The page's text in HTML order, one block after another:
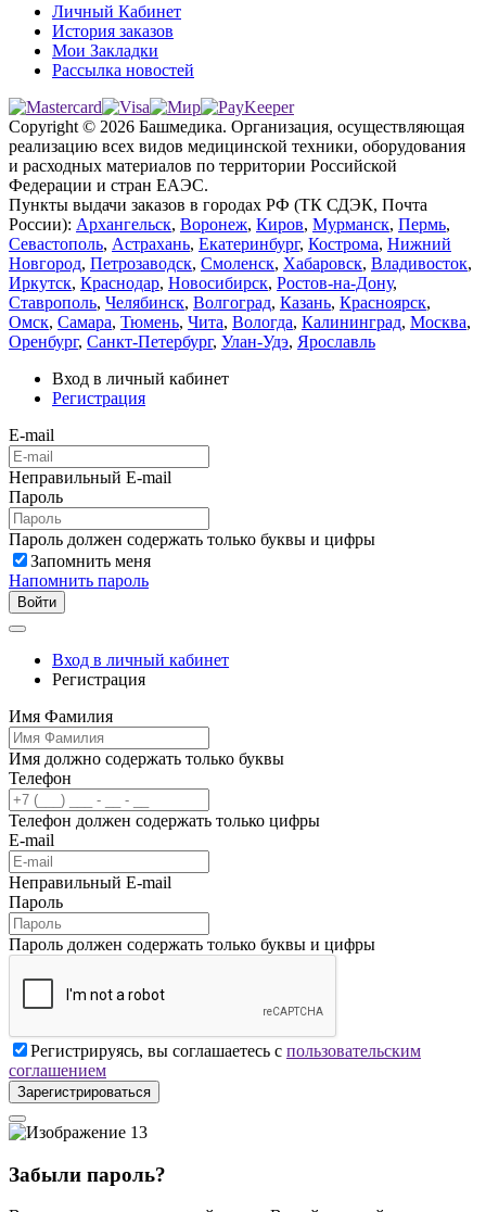
Личный Кабинет
История заказов
Мои Закладки
Рассылка новостей
Copyright © 2026 Башмедика. Организация, осуществляющая
реализацию всех видов медицинской техники, оборудования
и расходных материалов по территории Российской
Федерации и стран ЕАЭС.
Пункты выдачи заказов в городах РФ (ТК СДЭК, Почта
России): Архангельск, Воронеж, Киров, Мурманск, Пермь,
Севастополь, Астрахань, Екатеринбург, Кострома, Нижний
Новгород, Петрозаводск, Смоленск, Хабаровск, Владивосток,
Иркутск, Краснодар, Новосибирск, Ростов-на-Дону,
Ставрополь, Челябинск, Волгоград, Казань, Красноярск,
Омск, Самара, Тюмень, Чита, Вологда, Калининград, Москва,
Оренбург, Санкт-Петербург, Улан-Удэ, Ярославль
Вход в личный кабинет
Регистрация
E-mail
Неправильный E-mail
Пароль
Пароль должен содержать только буквы и цифры
Запомнить меня
Напомнить пароль
Войти
Вход в личный кабинет
Регистрация
Имя Фамилия
Имя должно содержать только буквы
Телефон
Телефон должен содержать только цифры
E-mail
Неправильный E-mail
Пароль
Пароль должен содержать только буквы и цифры
Регистрируясь, вы соглашаетесь с пользовательским
соглашением
Зарегистрироваться
Забыли пароль?